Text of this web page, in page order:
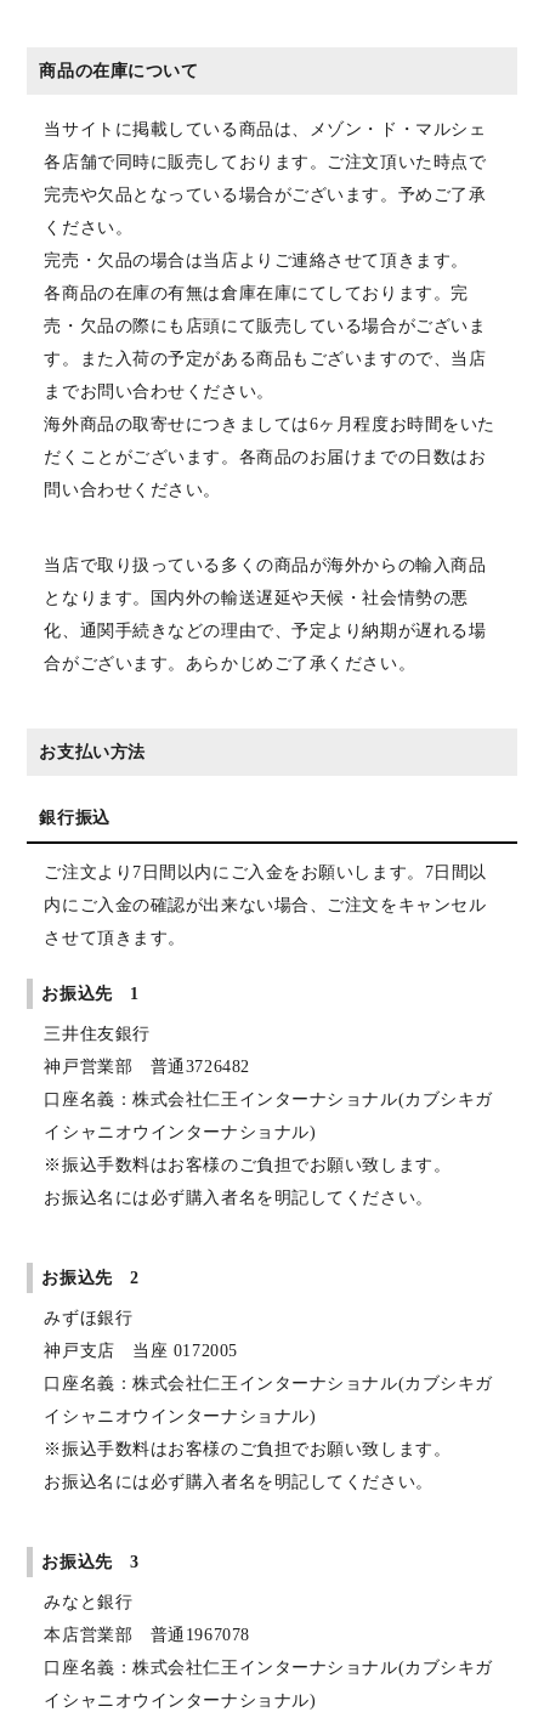
商品の在庫について
当サイトに掲載している商品は、メゾン・ド・マルシェ
各店舗で同時に販売しております。ご注文頂いた時点で
完売や欠品となっている場合がございます。予めご了承
ください。
完売・欠品の場合は当店よりご連絡させて頂きます。
各商品の在庫の有無は倉庫在庫にてしております。完
売・欠品の際にも店頭にて販売している場合がございま
す。また入荷の予定がある商品もございますので、当店
までお問い合わせください。
海外商品の取寄せにつきましては6ヶ月程度お時間をいた
だくことがございます。各商品のお届けまでの日数はお
問い合わせください。
当店で取り扱っている多くの商品が海外からの輸入商品
となります。国内外の輸送遅延や天候・社会情勢の悪
化、通関手続きなどの理由で、予定より納期が遅れる場
合がございます。あらかじめご了承ください。
お支払い方法
銀行振込
ご注文より7日間以内にご入金をお願いします。7日間以
内にご入金の確認が出来ない場合、ご注文をキャンセル
させて頂きます。
お振込先 1
三井住友銀行
神戸営業部 普通3726482
口座名義：株式会社仁王インターナショナル(カブシキガ
イシャニオウインターナショナル)
※振込手数料はお客様のご負担でお願い致します。
お振込名には必ず購入者名を明記してください。
お振込先 2
みずほ銀行
神戸支店 当座 0172005
口座名義：株式会社仁王インターナショナル(カブシキガ
イシャニオウインターナショナル)
※振込手数料はお客様のご負担でお願い致します。
お振込名には必ず購入者名を明記してください。
お振込先 3
みなと銀行
本店営業部 普通1967078
口座名義：株式会社仁王インターナショナル(カブシキガ
イシャニオウインターナショナル)